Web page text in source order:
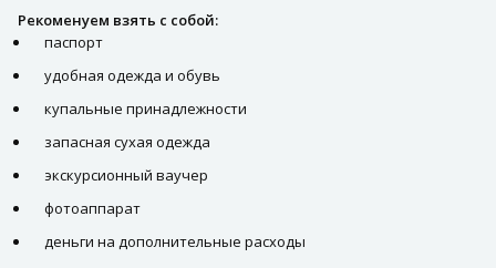
Рекоменуем взять с собой:
паспорт
удобная одежда и обувь
купальные принадлежности
запасная сухая одежда
экскурсионный ваучер
фотоаппарат
деньги на дополнительные расходы